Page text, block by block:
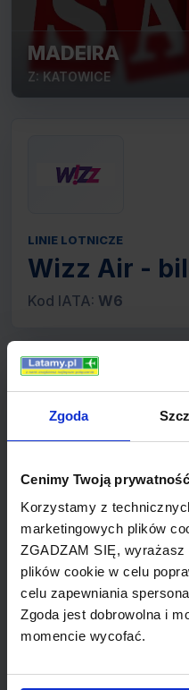
Zgoda
Cenimy Twoją
Korzystamy z
marketingowych plików
ZGADZAM SIĘ,
plików cookie w celu
celu zapewniania
Zgoda jest dobrowolna i
momencie wycofać.
MADEIRA
Z: KATOWICE
LINIE LOTNICZE
Wizz Air -
Kod IATA: W6
Dane linii
Rok utworzenia
2003
Centrum lotnicze
Belgrad, Bukareszt-
Cork, Cluj-Napoca,
Poznań, Praga,
Warszawa, Wrocław